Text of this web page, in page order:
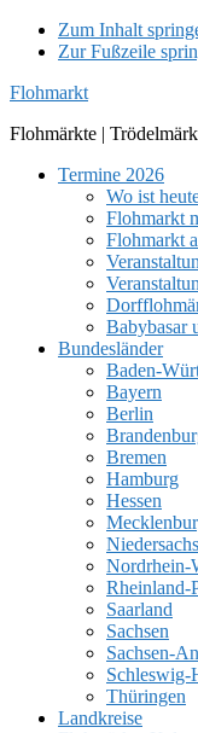
Zum Inhalt
Zur Fußzeile
Flohmarkt
Flohmärkte |
Termine 2026
Wo ist
Flohmarkt
Flohmarkt
Babybasar
Bundesländer
Baden-
Bayern
Berlin
Bremen
Hamburg
Hessen
Nordrhein-
Rheinland-
Saarland
Sachsen
Sachsen-
Schleswig-
Thüringen
Landkreise